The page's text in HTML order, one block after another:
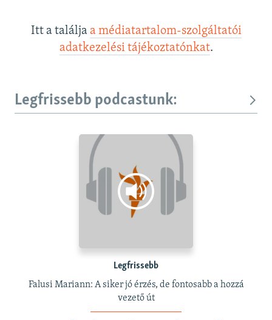
Itt a találja a médiatartalom-szolgáltatói
adatkezelési tájékoztatónkat.
Legfrissebb podcastunk:
Legfrissebb
Falusi Mariann: A siker jó érzés, de fontosabb a hozzá
vezető út